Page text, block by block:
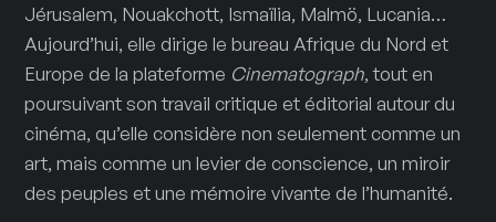
Jérusalem, Nouakchott, Ismaïlia, Malmö, Lucania…
Aujourd’hui, elle dirige le bureau Afrique du Nord et
Europe de la plateforme Cinematograph, tout en
poursuivant son travail critique et éditorial autour du
cinéma, qu’elle considère non seulement comme un
art, mais comme un levier de conscience, un miroir
des peuples et une mémoire vivante de l’humanité.